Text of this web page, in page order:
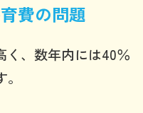
費の問題
く、数年内には40％